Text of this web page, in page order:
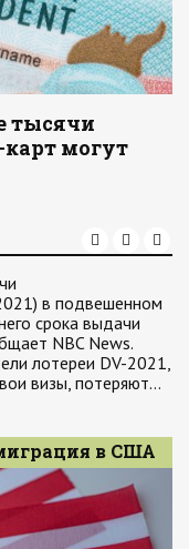
тысячи
карт могут
в подвешенном
срока выдачи
NBC News.
лотереи DV-2021,
визы, потеряют…
в США